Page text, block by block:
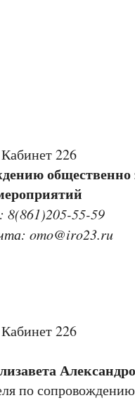
Кабинет 226
8(861)205-55-59
omo@iro23.ru
Кабинет 226
по